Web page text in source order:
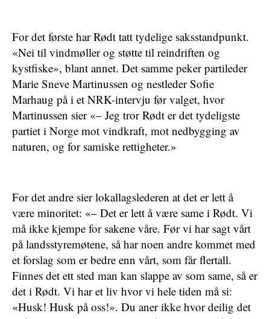
For det første har Rødt tatt tydelige saksstandpunkt.
«Nei til vindmøller og støtte til reindriften og
kystfiske», blant annet. Det samme peker partileder
Marie Sneve Martinussen og nestleder Sofie
Marhaug på i et NRK-intervju før valget, hvor
Martinussen sier «– Jeg tror Rødt er det tydeligste
partiet i Norge mot vindkraft, mot nedbygging av
naturen, og for samiske rettigheter.»
For det andre sier lokallagslederen at det er lett å
være minoritet: «– Det er lett å være same i Rødt. Vi
må ikke kjempe for sakene våre. Før vi har sagt vårt
på landsstyremøtene, så har noen andre kommet med
et forslag som er bedre enn vårt, som får flertall.
Finnes det ett sted man kan slappe av som same, så er
det i Rødt. Vi har et liv hvor vi hele tiden må si:
«Husk! Husk på oss!». Du aner ikke hvor deilig det